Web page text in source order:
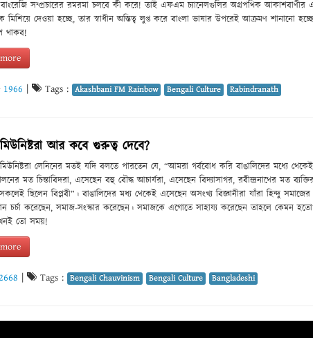
বাংরেজি সম্প্রচারের রমরমা চলবে কী করে! তাই এফএম চ্যানেলগুলির অগ্রপথিক
মিশিয়ে দেওয়া হচ্ছে, তার স্বাধীন অস্তিত্ব লুপ্ত করে বাংলা ভাষার উপরেই আক্রমণ শানানো
থাকব!
1966 Tags : Akashbani FM Rainbow Bengali Culture Rabindranath
কমিউনিষ্টরা আর কবে গুরুত্ব দেবে?
লেনিনের মতই যদি বলতে পারতেন যে, “আমরা গর্ববোধ করি বাঙালিদের মধ্যে
মত চিন্তাবিদরা, এসেছেন বহু বৌদ্ধ আচার্যরা, এসেছেন বিদ্যাসাগর, রবীন্দ্রনাথের মত
সকলেই ছিলেন বিপ্লবী”। বাঙালিদের মধ্য থেকেই এসেছেন অসংখ্য বিজ্ঞানীরা যাঁরা হিন্দু
চর্চা করেছেন, সমাজ-সংস্কার করেছেন। সমাজকে এগোতে সাহায্য করেছেন তাহলে কেমন
তো সময়!
Tags : Bengali Chauvinism Bengali Culture Bangladeshi